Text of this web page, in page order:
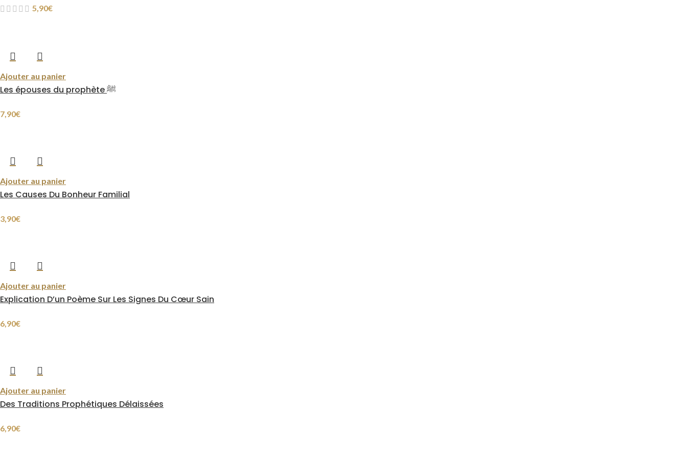
5,90€
Ajouter au panier
Les épouses du prophète ﷺ
7,90€
Ajouter au panier
Les Causes Du Bonheur Familial
3,90€
Ajouter au panier
Explication D’un Poème Sur Les Signes Du Cœur Sain
6,90€
Ajouter au panier
Des Traditions Prophétiques Délaissées
6,90€